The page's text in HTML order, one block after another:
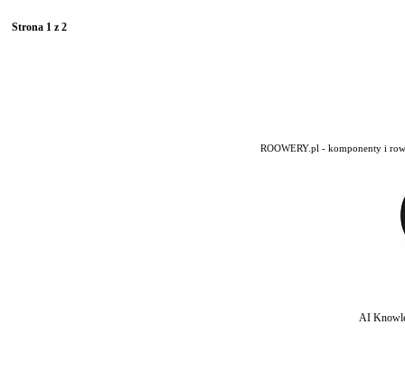
Strona 1 z 2
ROOWERY.pl - komponenty i
AI